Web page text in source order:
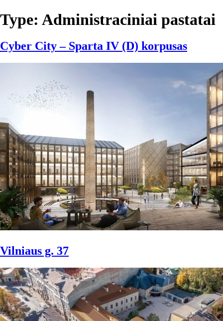
Type: Administraciniai pastatai
Cyber City – Sparta IV (D) korpusas
Vilniaus g. 37